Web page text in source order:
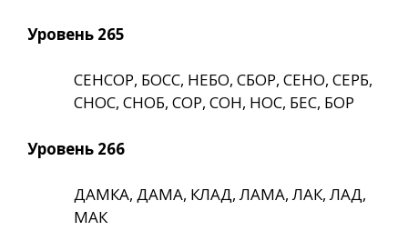
Уровень 265
СЕНСОР, БОСС, НЕБО, СБОР, СЕНО, СЕРБ,
СНОС, СНОБ, СОР, СОН, НОС, БЕС, БОР
Уровень 266
ДАМКА, ДАМА, КЛАД, ЛАМА, ЛАК, ЛАД,
МАК